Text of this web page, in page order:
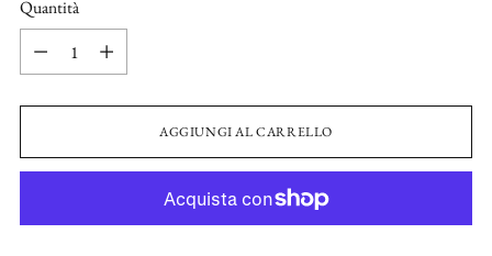
Quantità
AGGIUNGI AL CARRELLO